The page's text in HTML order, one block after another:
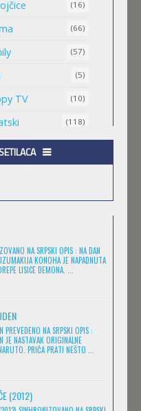
SRCA
(16)
(66)
(57)
(5)
TV (10)
(118)
(11)
(1)
(507)
Yugioh (1)
NA SRPSKI OPIS : NA DAN
KONOHA JE NAPADNUTA
LISICE DEMONA. ...
PREVEDENO NA SRPSKI OPIS :
JE NASTAVAK ORIGINALNE
PRIČA PRATI NEŠTO ...
(2012)